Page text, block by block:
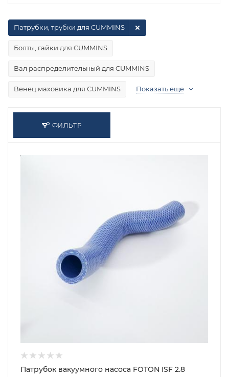
Болты, гайки для CUMMINS
Вал распределительный для CUMMINS
Венец маховика для CUMMINS
Патрубки, трубки для CUMMINS
Показать еще
ФИЛЬТР
Патрубок вакуумного насоса FOTON ISF 2.8